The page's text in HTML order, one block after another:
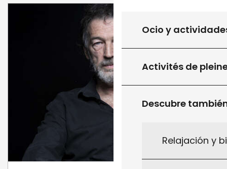
Ocio y
Activités de
Descubre
Relajación y